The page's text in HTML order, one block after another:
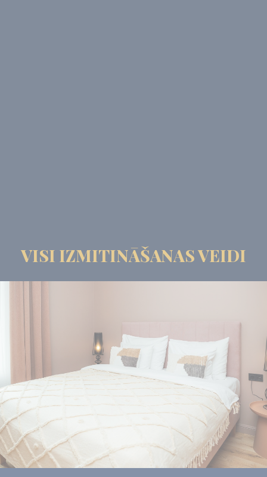
VISI IZMITINĀŠANAS VEIDI